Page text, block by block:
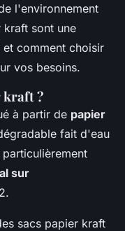
l'environnement
kraft sont une
comment choisir
vos besoins.
kraft ?
à partir de papier
fait d'eau
sur
sacs papier kraft